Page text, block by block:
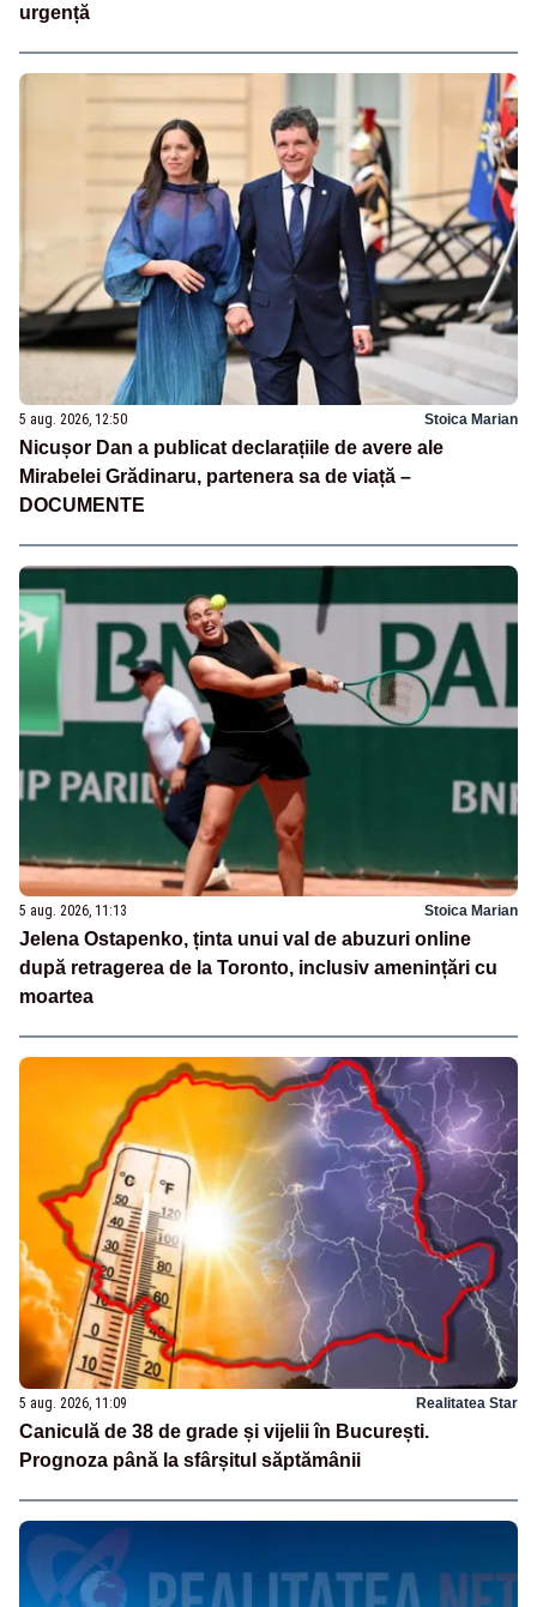
urgență
5 aug. 2026, 12:50 Stoica Marian
Nicușor Dan a publicat declarațiile de avere ale
Mirabelei Grădinaru, partenera sa de viață –
DOCUMENTE
5 aug. 2026, 11:13 Stoica Marian
Jelena Ostapenko, ținta unui val de abuzuri online
după retragerea de la Toronto, inclusiv amenințări cu
moartea
5 aug. 2026, 11:09 Realitatea Star
Caniculă de 38 de grade și vijelii în București.
Prognoza până la sfârșitul săptămânii